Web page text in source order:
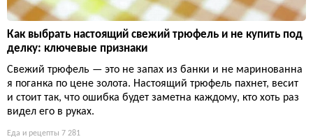
Как выбрать настоящий свежий трюфель и не купить под
делку: ключевые признаки
Свежий трюфель — это не запах из банки и не маринованна
я поганка по цене золота. Настоящий трюфель пахнет, весит
и стоит так, что ошибка будет заметна каждому, кто хоть раз
видел его в руках.
Еда и рецепты 7 281